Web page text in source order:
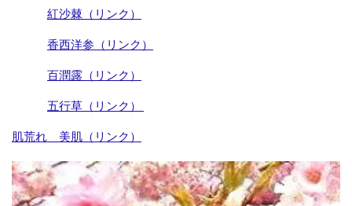
紅沙棘（リンク）
香西洋参（リンク）
百潤露（リンク）
五行草（リンク）
肌荒れ 美肌（リンク）